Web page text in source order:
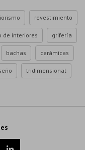
revestimiento
de interiores grifería
bachas cerámicas
tridimensional